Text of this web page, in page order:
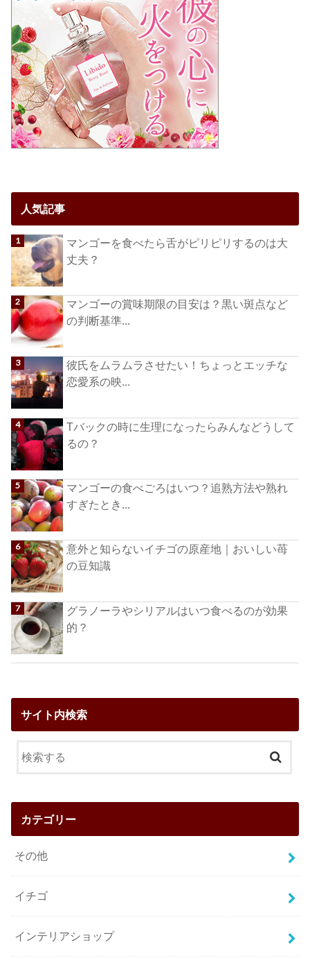
人気記事
マンゴーを食べたら舌がピリピリするのは大
丈夫？
マンゴーの賞味期限の目安は？黒い斑点など
の判断基準...
彼氏をムラムラさせたい！ちょっとエッチな
恋愛系の映...
Tバックの時に生理になったらみんなどうして
るの？
マンゴーの食べごろはいつ？追熟方法や熟れ
すぎたとき...
意外と知らないイチゴの原産地｜おいしい苺
の豆知識
グラノーラやシリアルはいつ食べるのが効果
的？
サイト内検索
カテゴリー
その他
イチゴ
インテリアショップ